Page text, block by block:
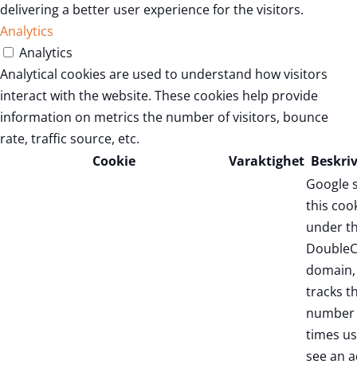
delivering a better user experience for the visitors.
Analytics
Analytics
Analytical cookies are used to understand how visitors
interact with the website. These cookies help provide
information on metrics the number of visitors, bounce
rate, traffic source, etc.
Cookie
Varaktighet
Google
this
under
domain,
tracks
times
see an